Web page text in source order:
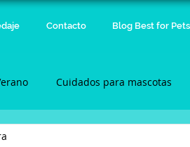
Contacto Blog Best for Pets
Cuidados para mascotas